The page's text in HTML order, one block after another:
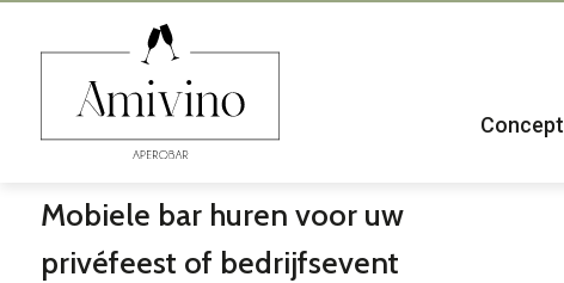
Concept
Mobiele bar huren voor uw
privéfeest of bedrijfsevent